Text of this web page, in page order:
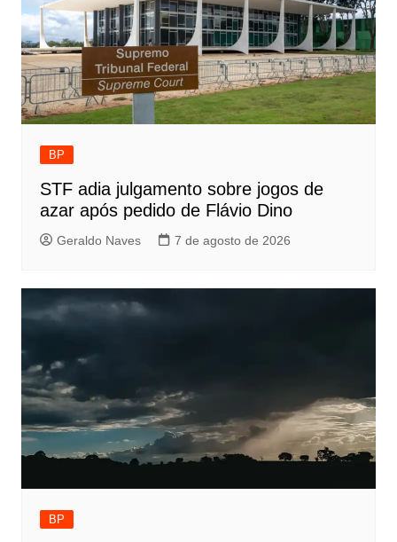
BP
STF adia julgamento sobre jogos de
azar após pedido de Flávio Dino
Geraldo Naves 7 de agosto de 2026
BP